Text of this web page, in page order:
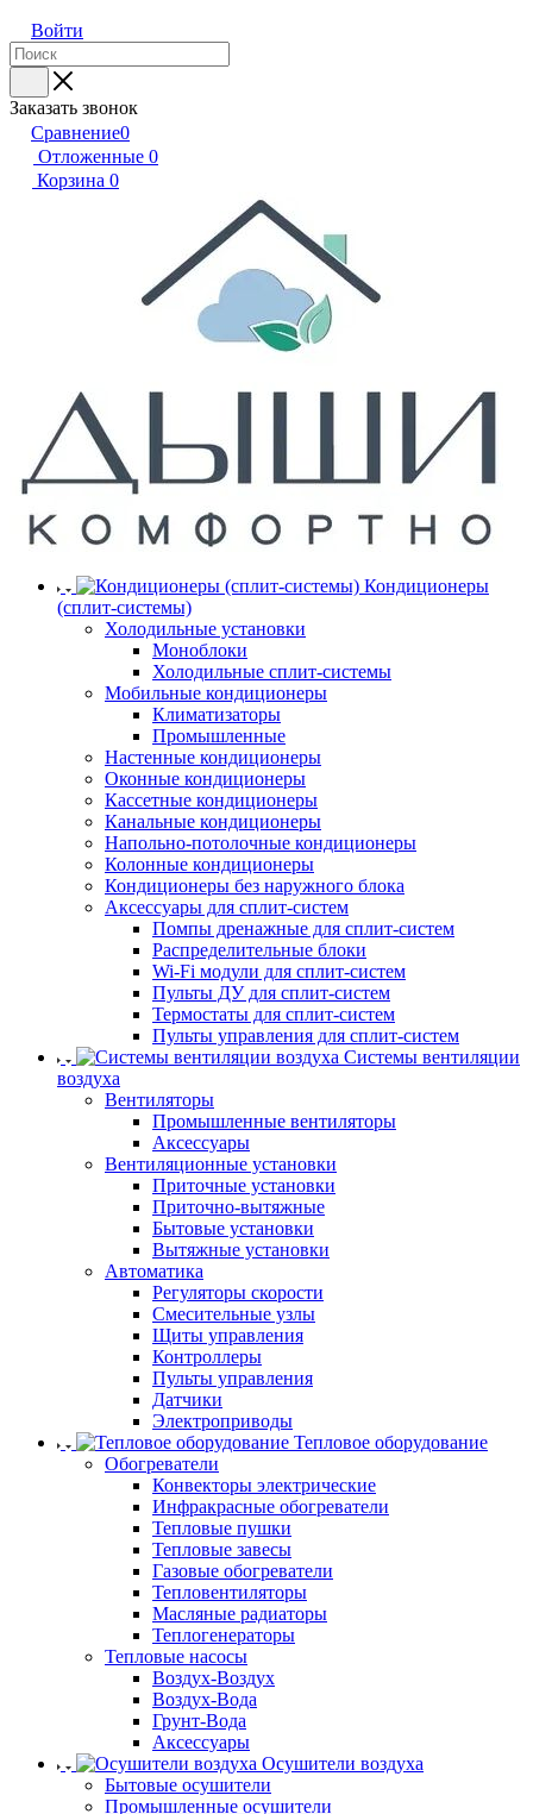
Войти
Заказать звонок
Сравнение0
Отложенные 0
Корзина 0
Кондиционеры
(сплит-системы)
Холодильные установки
Моноблоки
Холодильные сплит-системы
Мобильные кондиционеры
Климатизаторы
Промышленные
Настенные кондиционеры
Оконные кондиционеры
Кассетные кондиционеры
Канальные кондиционеры
Напольно-потолочные кондиционеры
Колонные кондиционеры
Кондиционеры без наружного блока
Аксессуары для сплит-систем
Помпы дренажные для сплит-систем
Распределительные блоки
Wi-Fi модули для сплит-систем
Пульты ДУ для сплит-систем
Термостаты для сплит-систем
Пульты управления для сплит-систем
Системы вентиляции
воздуха
Вентиляторы
Промышленные вентиляторы
Аксессуары
Вентиляционные установки
Приточные установки
Приточно-вытяжные
Бытовые установки
Вытяжные установки
Автоматика
Регуляторы скорости
Смесительные узлы
Щиты управления
Контроллеры
Пульты управления
Датчики
Электроприводы
Тепловое оборудование
Обогреватели
Конвекторы электрические
Инфракрасные обогреватели
Тепловые пушки
Тепловые завесы
Газовые обогреватели
Тепловентиляторы
Масляные радиаторы
Теплогенераторы
Тепловые насосы
Воздух-Воздух
Воздух-Вода
Грунт-Вода
Аксессуары
Осушители воздуха
Бытовые осушители
Промышленные осушители